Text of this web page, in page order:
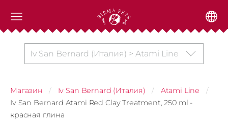
Iv San Bernard (Италия) > Atami Line
Магазин Iv San Bernard (Италия)
Atami Line
Iv San Bernard Atami Red Clay Treatment, 250 ml -
красная глина